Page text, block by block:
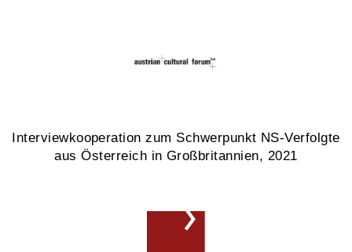
Interviewkooperation zum Schwerpunkt NS-Verfolgte
aus Österreich in Großbritannien, 2021